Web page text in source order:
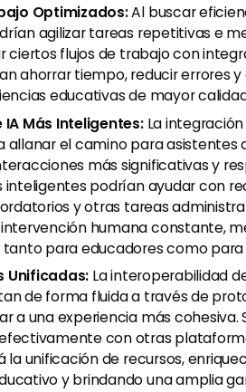
Optimizados:Al buscar
agilizar tareas repetitivas e
ciertos flujos de trabajo con
ahorrar tiempo, reducir errores
educativas de mayor
Más Inteligentes:La integración
allanar el camino para asistentes
más significativas y
inteligentes podrían ayudar con
y otras tareas
humana constante,
para educadores como
Unificadas: La interoperabilidad
de forma fluida a través de
a una experiencia más cohesiva.
con otras
la unificación de recursos,
y brindando una amplia